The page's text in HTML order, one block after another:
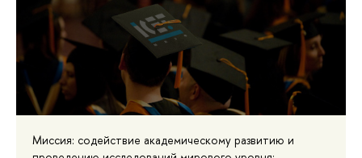
Миссия: содействие академическому развитию и